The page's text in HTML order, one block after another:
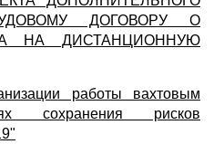
ДОГОВОРУ О
НА ДИСТАНЦИОННУЮ
работы вахтовым
сохранения рисков